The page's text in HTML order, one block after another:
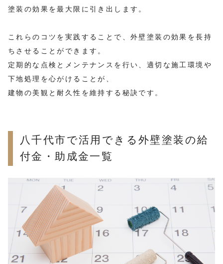
塗装の効果を最大限に引き出します。
これらのコツを実践することで、外壁塗装の効果を長持
ちさせることができます。
定期的な点検とメンテナンスを行い、適切な施工環境や
下地処理を心がけることが、
建物の美観と耐久性を維持する秘訣です。
八千代市で活用できる外壁塗装の給
付金・助成金一覧